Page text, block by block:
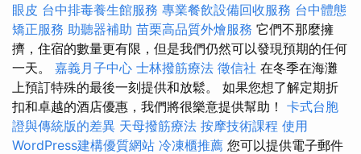
眼皮 台中排毒養生館服務 專業餐飲設備回收服務 台中體態
矯正服務 助聽器補助 苗栗高品質外燴服務 它們不那麼擁
擠，住宿的數量更有限，但是我們仍然可以發現預期的任何
一天。 嘉義月子中心 士林撥筋療法 徵信社 在冬季在海灘
上預訂特殊的最後一刻提供和放鬆。 如果您想了解定期折
扣和卓越的酒店優惠，我們將很樂意提供幫助！ 卡式台胞
證與傳統版的差異 天母撥筋療法 按摩技術課程 使用
WordPress建構優質網站 冷凍櫃推薦 您可以提供電子郵件